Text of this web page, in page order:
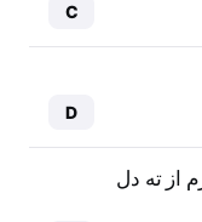
C
D
از ته دل